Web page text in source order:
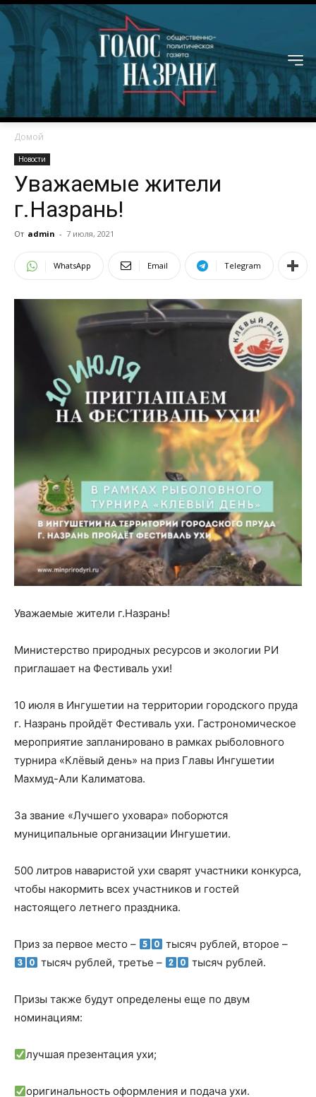
Домой
Новости
Уважаемые жители
г.Назрань!
От admin - 7 июля, 2021
WhatsApp Email Telegram
Уважаемые жители г.Назрань!⁣⁣⠀
Министерство природных ресурсов и экологии РИ
приглашает на Фестиваль ухи!⁣⁣⠀
10 июля в Ингушетии на территории городского пруда
г. Назрань пройдёт Фестиваль ухи. Гастрономическое
мероприятие запланировано в рамках рыболовного
турнира «Клёвый день» на приз Главы Ингушетии
Махмуд-Али Калиматова.⁣⁣⠀
За звание «Лучшего уховара» поборются
муниципальные организации Ингушетии.⁣⁣⠀
500 литров наваристой ухи сварят участники конкурса,
чтобы накормить всех участников и гостей
настоящего летнего праздника.⁣⁣⠀
Приз за первое место –
тысяч рублей, второе –
тысяч рублей, третье –
тысяч рублей.⁣⁣⠀
Призы также будут определены еще по двум
номинациям:⁣⁣⠀
лучшая презентация ухи;⁣⁣⠀
оригинальность оформления и подача ухи.⁣⁣⠀